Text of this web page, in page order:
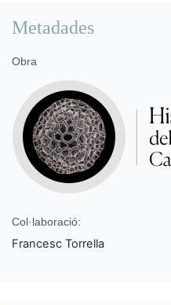
Metadades
Obra
Col·laboració:
Francesc Torrella